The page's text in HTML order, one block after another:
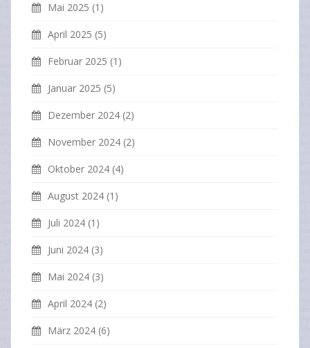
Mai 2025 (1)
April 2025 (5)
Februar 2025 (1)
Januar 2025 (5)
Dezember 2024 (2)
November 2024 (2)
Oktober 2024 (4)
August 2024 (1)
Juli 2024 (1)
Juni 2024 (3)
Mai 2024 (3)
April 2024 (2)
März 2024 (6)